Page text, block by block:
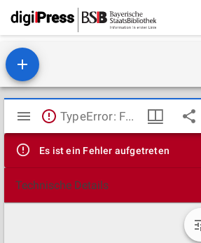
Mirador
Viewer
TypeError: Failed to fetch
Es ist ein Fehler aufgetreten
Technische Details